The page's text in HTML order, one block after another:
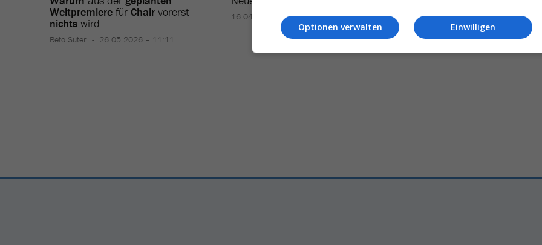
Weltpremiere für Chair vorerst
nichts wird
Reto Suter 26.05.2026 – 11:11
16.04.2026 – 10:49
07.05.2026 – 11:19
Einwilligen
Optionen verwalten